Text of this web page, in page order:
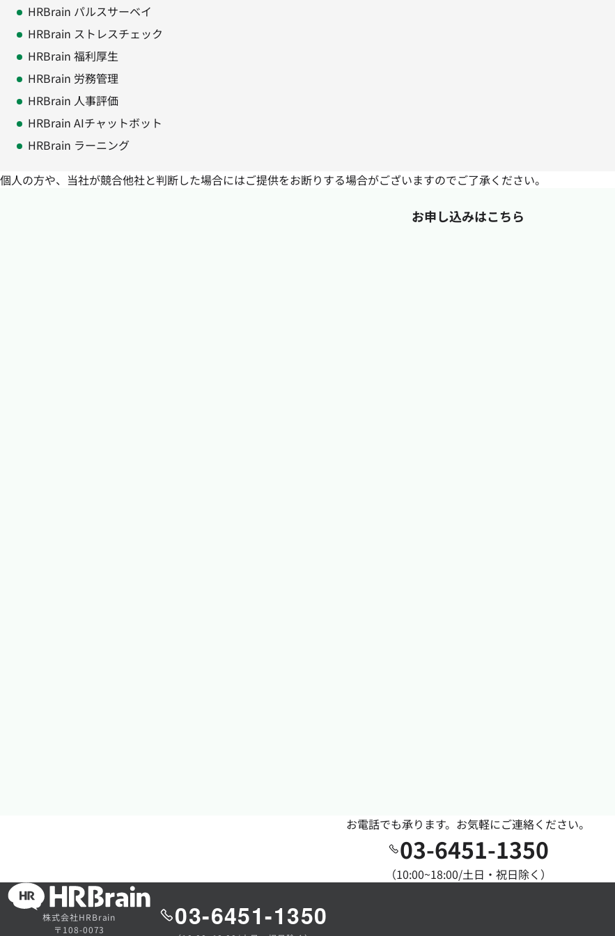
HRBrain パルスサーベイ
HRBrain ストレスチェック
HRBrain 福利厚生
HRBrain 労務管理
HRBrain 人事評価
HRBrain AIチャットボット
HRBrain ラーニング
個人の方や、当社が競合他社と判断した場合にはご提供をお断りする場合がございますのでご了承ください。
お申し込みはこちら
お電話でも承ります。お気軽にご連絡ください。
03-6451-1350
（10:00~18:00/土日・祝日除く）
株式会社HRBrain
〒108-0073
03-6451-1350